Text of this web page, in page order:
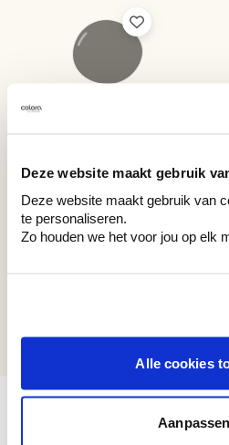
Deze website maakt gebruik
Deze website maakt gebruik van
te personaliseren.
Zo houden we het voor jou op elk
Alle cookies
Aanpassen
Recent bekeken kleuren